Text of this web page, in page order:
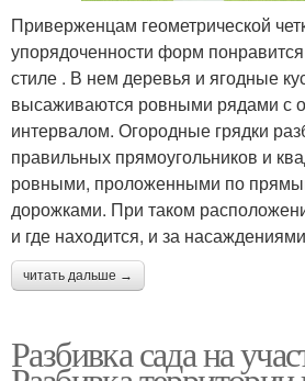
Приверженцам геометрической
упорядоченности форм
стиле . В нем деревья и ягодные
высаживаются ровными рядами с
интервалом. Огородные грядки
правильных прямоугольников и
ровными, проложенными по
дорожками. При таком
и где находится, и за
читать дальше →
Разбивка сада на